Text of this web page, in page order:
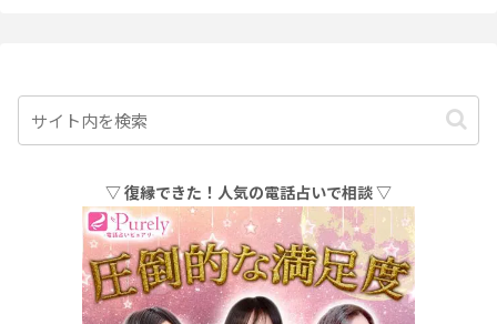
▽ 復縁できた！人気の電話占いで相談 ▽